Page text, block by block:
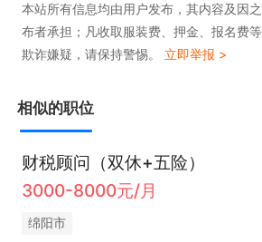
本站所有信息均由用户发布，其内容及因
布者承担；凡收取服装费、押金、报名费
欺诈嫌疑，请保持警惕。 立即举报 >
相似的职位
财税顾问（双休+五险）
3000-8000元/月
绵阳市